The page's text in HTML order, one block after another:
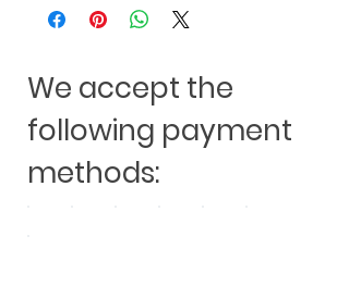
Friedrich-Ebert-Str. 42, D-92637 Weiden
We accept the
following payment
methods: